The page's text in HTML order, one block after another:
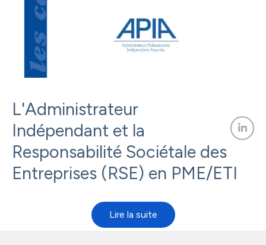
L'Administrateur
Indépendant et la
Responsabilité Sociétale des
Entreprises (RSE) en PME/ETI